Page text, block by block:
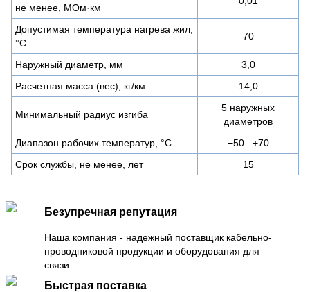
не менее, МОм·км
Допустимая температура нагрева жил,
°C
70
Наружный диаметр, мм
3,0
Расчетная масса (вес), кг/км
14,0
Минимальный радиус изгиба
5 наружных
диаметров
Диапазон рабочих температур, °C
−50...+70
Срок службы, не менее, лет
15
Безупречная репутация
Наша компания - надежный поставщик кабельно-
проводниковой продукции и оборудования для
связи
Быстрая поставка